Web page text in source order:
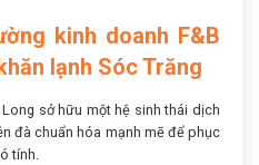
kinh doanh F&B
lạnh Sóc Trăng
sở hữu một hệ sinh thái dịch
đà chuẩn hóa mạnh mẽ để phục
tính.